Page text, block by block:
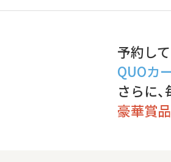
予約し
QUOカ
さらに
豪華賞